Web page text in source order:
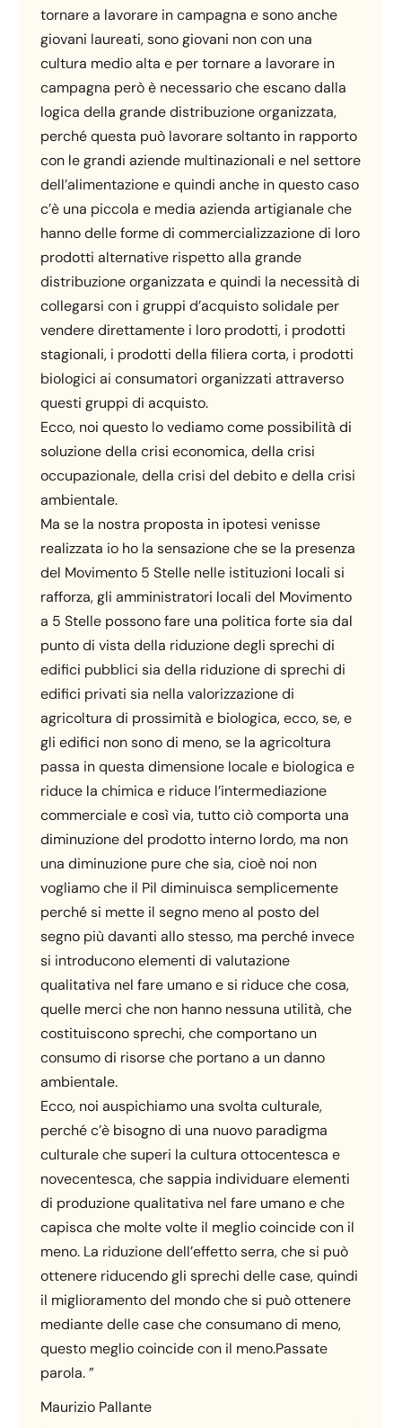
tornare a lavorare in campagna e sono anche
giovani laureati, sono giovani non con una
cultura medio alta e per tornare a lavorare in
campagna però è necessario che escano dalla
logica della grande distribuzione organizzata,
perché questa può lavorare soltanto in rapporto
con le grandi aziende multinazionali e nel settore
dell’alimentazione e quindi anche in questo caso
c’è una piccola e media azienda artigianale che
hanno delle forme di commercializzazione di loro
prodotti alternative rispetto alla grande
distribuzione organizzata e quindi la necessità di
collegarsi con i gruppi d’acquisto solidale per
vendere direttamente i loro prodotti, i prodotti
stagionali, i prodotti della filiera corta, i prodotti
biologici ai consumatori organizzati attraverso
questi gruppi di acquisto.
Ecco, noi questo lo vediamo come possibilità di
soluzione della crisi economica, della crisi
occupazionale, della crisi del debito e della crisi
ambientale.
Ma se la nostra proposta in ipotesi venisse
realizzata io ho la sensazione che se la presenza
del Movimento 5 Stelle nelle istituzioni locali si
rafforza, gli amministratori locali del Movimento
a 5 Stelle possono fare una politica forte sia dal
punto di vista della riduzione degli sprechi di
edifici pubblici sia della riduzione di sprechi di
edifici privati sia nella valorizzazione di
agricoltura di prossimità e biologica, ecco, se, e
gli edifici non sono di meno, se la agricoltura
passa in questa dimensione locale e biologica e
riduce la chimica e riduce l’intermediazione
commerciale e così via, tutto ciò comporta una
diminuzione del prodotto interno lordo, ma non
una diminuzione pure che sia, cioè noi non
vogliamo che il Pil diminuisca semplicemente
perché si mette il segno meno al posto del
segno più davanti allo stesso, ma perché invece
si introducono elementi di valutazione
qualitativa nel fare umano e si riduce che cosa,
quelle merci che non hanno nessuna utilità, che
costituiscono sprechi, che comportano un
consumo di risorse che portano a un danno
ambientale.
Ecco, noi auspichiamo una svolta culturale,
perché c’è bisogno di una nuovo paradigma
culturale che superi la cultura ottocentesca e
novecentesca, che sappia individuare elementi
di produzione qualitativa nel fare umano e che
capisca che molte volte il meglio coincide con il
meno. La riduzione dell’effetto serra, che si può
ottenere riducendo gli sprechi delle case, quindi
il miglioramento del mondo che si può ottenere
mediante delle case che consumano di meno,
questo meglio coincide con il meno.Passate
parola. ”
Maurizio Pallante